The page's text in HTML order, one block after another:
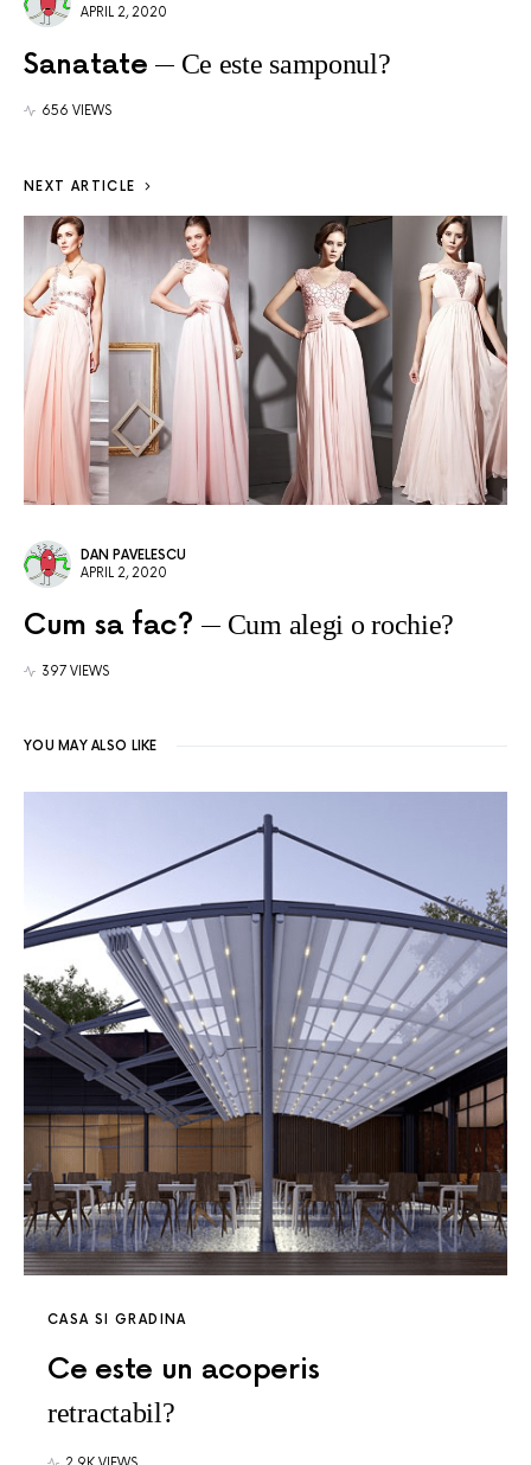
APRIL 2, 2020
Sanatate Ce este samponul?
656 VIEWS
NEXT ARTICLE
DAN PAVELESCU
APRIL 2, 2020
Cum sa fac? Cum alegi o rochie?
397 VIEWS
YOU MAY ALSO LIKE
CASA SI GRADINA
Ce este un acoperis
retractabil?